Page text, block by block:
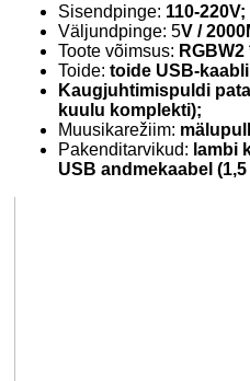
Sisendpinge: 110-220V;
Väljundpinge: 5V /
Toote võimsus:
Toide: toide USB-
Kaugjuhtimispuldi
kuulu komplekti);
Muusikarežiim:
Pakenditarvikud: lambi
USB andmekaabel